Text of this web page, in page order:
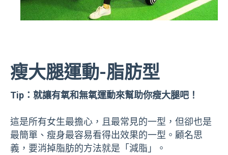
瘦大腿運動-脂肪型
Tip：就讓有氧和無氧運動來幫助你瘦大腿吧！
這是所有女生最擔心，且最常見的一型，但卻也是
最簡單、瘦身最容易看得出效果的一型。顧名思
義，要消掉脂肪的方法就是「減脂」。